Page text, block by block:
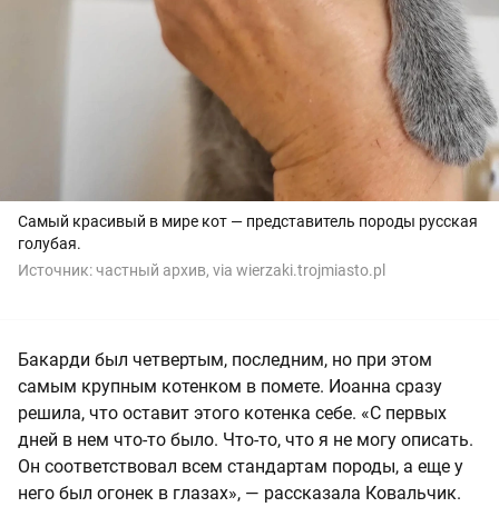
Самый красивый в мире кот — представитель породы русская
голубая.
Источник:частный архив, via wierzaki.trojmiasto.pl
Бакарди был четвертым, последним, но при этом
самым крупным котенком в помете. Иоанна сразу
решила, что оставит этого котенка себе. «С первых
дней в нем что-то было. Что-то, что я не могу описать.
Он соответствовал всем стандартам породы, а еще у
него был огонек в глазах», — рассказала Ковальчик.